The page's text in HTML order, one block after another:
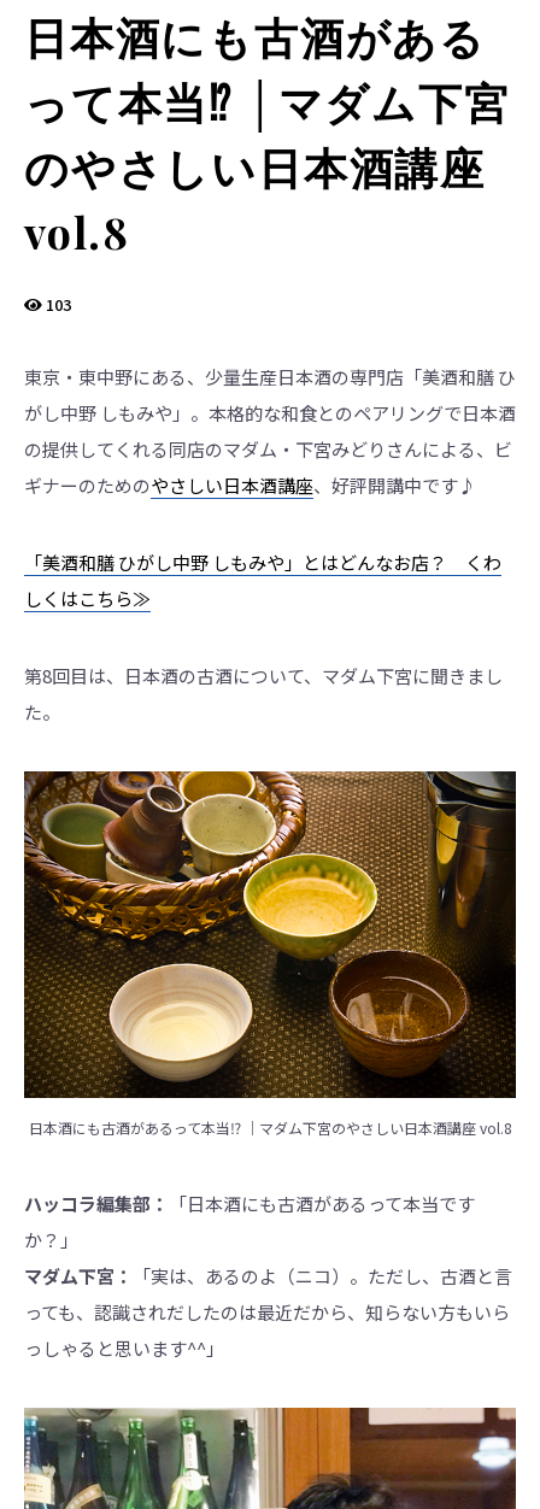
け
し
ま
す。
日
本
と
ジ
ア
の
と
知
っ
て
ら
る
よ
語
版
日本酒にも古酒がある
って本当⁉ │マダム下宮
のやさしい日本酒講座
vol.8
103
東京・東中野にある、少量生産日本酒の専門店「美酒和膳 ひ
がし中野 しもみや」。本格的な和食とのペアリングで日本酒
の提供してくれる同店のマダム・下宮みどりさんによる、ビ
ギナーのためのやさしい日本酒講座、好評開講中です♪
「美酒和膳 ひがし中野 しもみや」とはどんなお店？ くわ
しくはこちら≫
第8回目は、日本酒の古酒について、マダム下宮に聞きまし
た。
日本酒にも古酒があるって本当⁉ │マダム下宮のやさしい日本酒講座 vol.8
ハッコラ編集部：
「日本酒にも古酒があるって本当です
か？」
マダム下宮：
「実は、あるのよ（ニコ）。ただし、古酒と言
っても、認識されだしたのは最近だから、知らない方もいら
っしゃると思います^^」